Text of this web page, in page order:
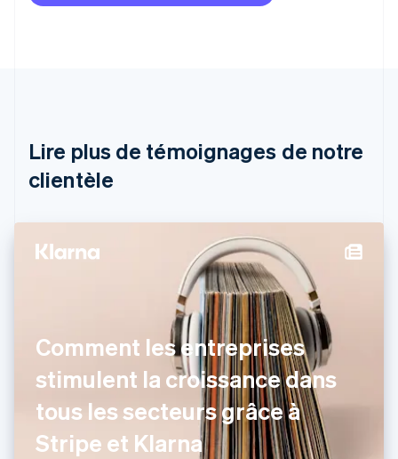
Lire plus de témoignages de notre
clientèle
Comment les entreprises
stimulent la croissance dans
tous les secteurs grâce à
Stripe et Klarna
Brésil
PortuguêsEnglish
Bulgarie
Chine continentale
Danemark
English
Émirats arabes unis
English
Espagne
EspañolEnglish